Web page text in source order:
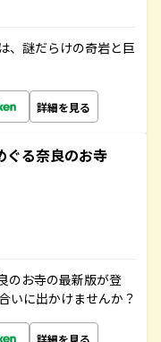
、謎だらけの奇岩と巨
詳細を見る
る奈良のお寺
のお寺の最新版が登
いに出かけませんか？
詳細を見る